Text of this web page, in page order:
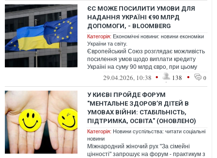
ЄС МОЖЕ ПОСИЛИТИ УМОВИ ДЛЯ
НАДАННЯ УКРАЇНІ €90 МЛРД
ДОПОМОГИ, - BLOOMBERG
Категорія: Економічні новини: новини економіки
України та світу.
Європейський Союз розглядає можливість
посилення умов щодо виплати кредиту
Україні на суму 90 млрд євро, при цьому
частина виплат залежатиме від запро...
29.04.2026, 10:38 • 138 • 0
У КИЄВІ ПРОЙДЕ ФОРУМ
"МЕНТАЛЬНЕ ЗДОРОВ’Я ДІТЕЙ В
УМОВАХ ВІЙНИ: СТАБІЛЬНІСТЬ,
ПІДТРИМКА, ОСВІТА" (ОНОВЛЕНО)
Категорія: Новини суспільства: читати соціальні
новини
Міжнародний жіночий рух "За сімейні
цінності" запрошує на форум - практикум з